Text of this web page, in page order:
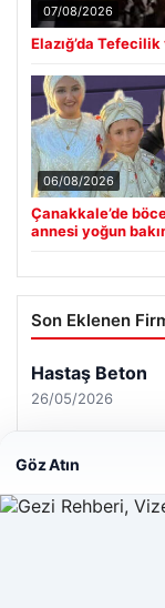
07/08/2026
Elazığ’da
06/08/2026
Çanakkale’de
annesi yoğun
Son Eklenen
Hastaş Beton
26/05/2026
Web sitemizi nasıl
Göz Atın